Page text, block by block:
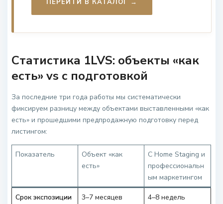
ПЕРЕЙТИ В КАТАЛОГ →
Статистика 1LVS: объекты «как
есть» vs с подготовкой
За последние три года работы мы систематически
фиксируем разницу между объектами выставленными «как
есть» и прошедшими предпродажную подготовку перед
листингом:
Показатель
Объект «как
есть»
С Home Staging и
профессиональн
ым маркетингом
Срок экспозиции 3–7 месяцев
4–8 недель